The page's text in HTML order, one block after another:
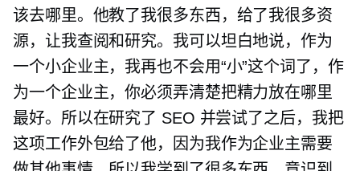
该去哪里。他教了我很多东西，给了我很多资
源，让我查阅和研究。我可以坦白地说，作为
一个小企业主，我再也不会用“小”这个词了，作
为一个企业主，你必须弄清楚把精力放在哪里
最好。所以在研究了 SEO 并尝试了之后，我把
这项工作外包给了他，因为我作为企业主需要